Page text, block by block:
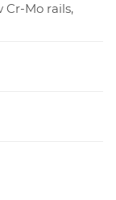
Cr-Mo rails,